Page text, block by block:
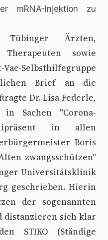
mRNA-Injektion zu
Ärzten,
sowie
Selbsthilfegruppe
Brief an die
Dr. Lisa Federle,
Sachen "Corona-
in allen
Boris
zwangsschützen"
Universitätsklinik
geschrieben. Hierin
der sogenannten
distanzieren sich klar
STIKO (Ständige